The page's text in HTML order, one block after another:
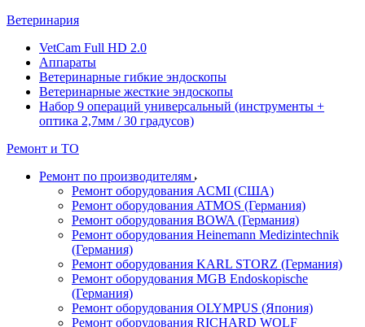
Ветеринария
VetCam Full HD 2.0
Аппараты
Ветеринарные гибкие эндоскопы
Ветеринарные жесткие эндоскопы
Набор 9 операций универсальный (инструменты +
оптика 2,7мм / 30 градусов)
Ремонт и ТО
Ремонт по производителям
Ремонт оборудования ACMI (США)
Ремонт оборудования ATMOS (Германия)
Ремонт оборудования BOWA (Германия)
Ремонт оборудования Heinemann Medizintechnik
(Германия)
Ремонт оборудования KARL STORZ (Германия)
Ремонт оборудования MGB Endoskopische
(Германия)
Ремонт оборудования OLYMPUS (Япония)
Ремонт оборудования RICHARD WOLF